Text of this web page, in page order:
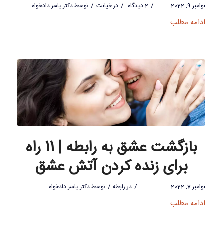
نوامبر 9, 2022 / 2 دیدگاه / درخیانت / توسطدکتر یاسر دادخواه
ادامه مطلب
بازگشت عشق به رابطه | 11 راه
برای زنده کردن آتش عشق
نوامبر 7, 2022 / دررابطه / توسطدکتر یاسر دادخواه
ادامه مطلب